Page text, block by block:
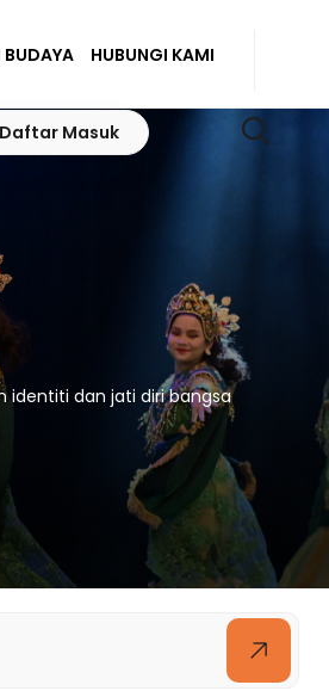
BUDAYA HUBUNGI KAMI
Daftar Masuk
identiti dan jati diri bangsa